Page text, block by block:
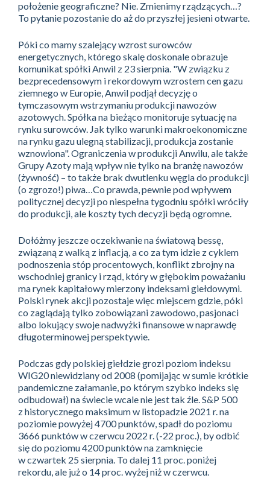
położenie geograficzne? Nie. Zmienimy rządzących…?
To pytanie pozostanie do aż do przyszłej jesieni otwarte.
Póki co mamy szalejący wzrost surowców
energetycznych, którego skalę doskonale obrazuje
komunikat spółki Anwil z 23 sierpnia. "W związku z
bezprecedensowym i rekordowym wzrostem cen gazu
ziemnego w Europie, Anwil podjął decyzję o
tymczasowym wstrzymaniu produkcji nawozów
azotowych. Spółka na bieżąco monitoruje sytuację na
rynku surowców. Jak tylko warunki makroekonomiczne
na rynku gazu ulegną stabilizacji, produkcja zostanie
wznowiona". Ograniczenia w produkcji Anwilu, ale także
Grupy Azoty mają wpływ nie tylko na branżę nawozów
(żywność) – to także brak dwutlenku węgla do produkcji
(o zgrozo!) piwa…Co prawda, pewnie pod wpływem
politycznej decyzji po niespełna tygodniu spółki wróciły
do produkcji, ale koszty tych decyzji będą ogromne.
Dołóżmy jeszcze oczekiwanie na światową bessę,
związaną z walką z inflacją, a co za tym idzie z cyklem
podnoszenia stóp procentowych, konflikt zbrojny na
wschodniej granicy i rząd, który w głębokim poważaniu
ma rynek kapitałowy mierzony indeksami giełdowymi.
Polski rynek akcji pozostaje więc miejscem gdzie, póki
co zaglądają tylko zobowiązani zawodowo, pasjonaci
albo lokujący swoje nadwyżki finansowe w naprawdę
długoterminowej perspektywie.
Podczas gdy polskiej giełdzie grozi poziom indeksu
WIG20 niewidziany od 2008 (pomijając w sumie krótkie
pandemiczne załamanie, po którym szybko indeks się
odbudował) na świecie wcale nie jest tak źle. S&P 500
z historycznego maksimum w listopadzie 2021 r. na
poziomie powyżej 4700 punktów, spadł do poziomu
3666 punktów w czerwcu 2022 r. (-22 proc.), by odbić
się do poziomu 4200 punktów na zamknięcie
w czwartek 25 sierpnia. To dalej 11 proc. poniżej
rekordu, ale już o 14 proc. wyżej niż w czerwcu.